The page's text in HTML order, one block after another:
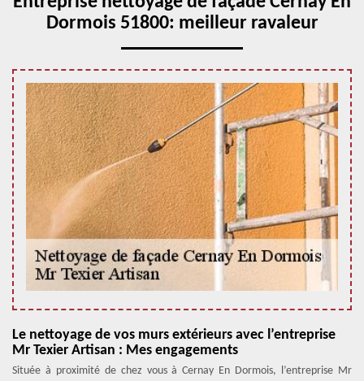
Dormois 51800: meilleur ravaleur
Le nettoyage de vos murs extérieurs avec l’entreprise
Mr Texier Artisan : Mes engagements
Située à proximité de chez vous à Cernay En Dormois, l’entreprise Mr